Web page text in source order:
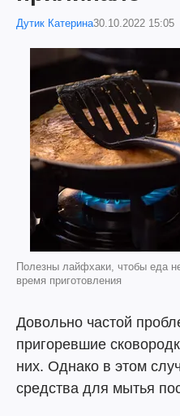
Дутик Катерина30.10.2022 15:05
Полезны лайфхаки, чтобы еда
время приготовления
Довольно частой
пригоревшие
них. Однако в этом
средства для мытья